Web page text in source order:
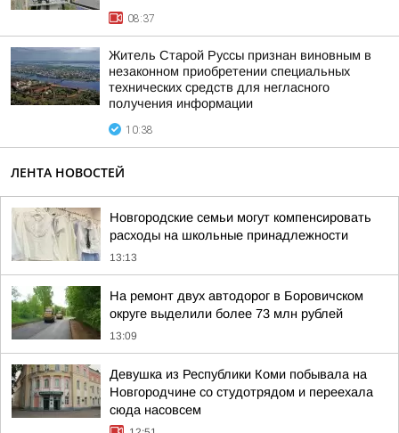
08:37
Житель Старой Руссы признан виновным в
незаконном приобретении специальных
технических средств для негласного
получения информации
10:38
ЛЕНТА НОВОСТЕЙ
Новгородские семьи могут компенсировать
расходы на школьные принадлежности
13:13
На ремонт двух автодорог в Боровичском
округе выделили более 73 млн рублей
13:09
Девушка из Республики Коми побывала на
Новгородчине со студотрядом и переехала
сюда насовсем